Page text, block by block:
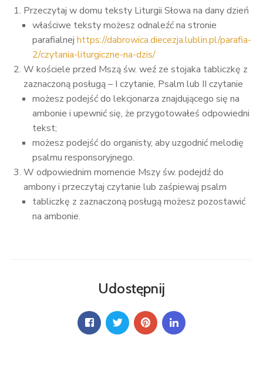
Przeczytaj w domu teksty Liturgii Słowa na dany dzień
właściwe teksty możesz odnaleźć na stronie
parafialnej https://dabrowica.diecezja.lublin.pl/parafia-
2/czytania-liturgiczne-na-dzis/
W kościele przed Mszą św. weź ze stojaka tabliczkę z
zaznaczoną posługą – I czytanie, Psalm lub II czytanie
możesz podejść do lekcjonarza znajdującego się na
ambonie i upewnić się, że przygotowałeś odpowiedni
tekst;
możesz podejść do organisty, aby uzgodnić melodię
psalmu responsoryjnego.
W odpowiednim momencie Mszy św. podejdź do
ambony i przeczytaj czytanie lub zaśpiewaj psalm
tabliczkę z zaznaczoną posługą możesz pozostawić
na ambonie.
Udostępnij